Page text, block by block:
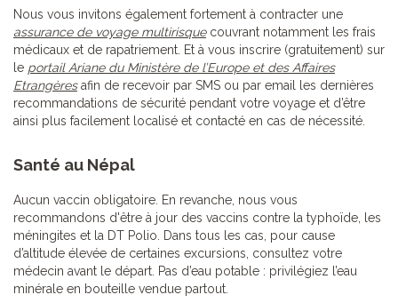
Nous vous invitons également fortement à contracter une
assurance de voyage multirisquecouvrant notamment les frais
médicaux et de rapatriement. Et à vous inscrire (gratuitement) sur
le portail Ariane du Ministère de l’Europe et des Affaires
Etrangèresafin de recevoir par SMS ou par email les dernières
recommandations de sécurité pendant votre voyage et d’être
ainsi plus facilement localisé et contacté en cas de nécessité.
Santé au Népal
Aucun vaccin obligatoire. En revanche, nous vous
recommandons d'être à jour des vaccins contre la typhoïde, les
méningites et la DT Polio. Dans tous les cas, pour cause
d’altitude élevée de certaines excursions, consultez votre
médecin avant le départ. Pas d’eau potable : privilégiez l’eau
minérale en bouteille vendue partout.